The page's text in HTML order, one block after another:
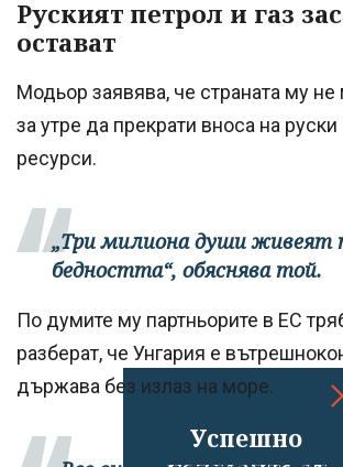
Успешно
Руският петрол и газ
остават
Модьор заявява, че страната му
за утре да прекрати вноса на
ресурси.
„Три милиона души живеят
бедността“, обяснява той.
По думите му партньорите в ЕС
разберат, че Унгария е
държава без излаз на море.